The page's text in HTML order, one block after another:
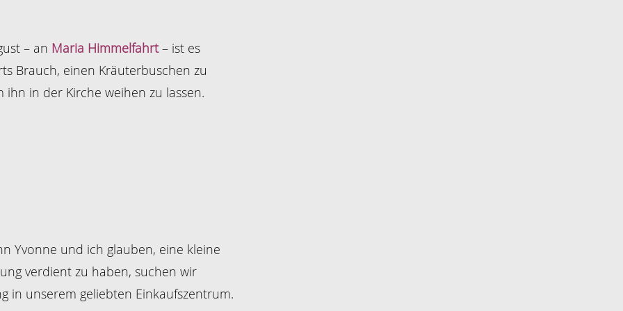
– an Maria Himmelfahrt– ist es
Brauch, einen Kräuterbuschen zu
ihn in der Kirche weihen zu lassen.
Yvonne und ich glauben, eine kleine
verdient zu haben, suchen wir
in unserem geliebten Einkaufszentrum.